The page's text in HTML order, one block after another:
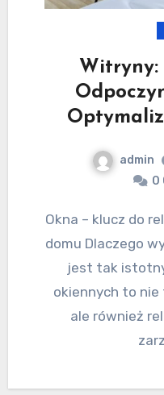
Witryny:
admin
0
Okna – klucz do relaksu i estetyki Twojego
domu Dlaczego
jest tak
okiennych to
ale również